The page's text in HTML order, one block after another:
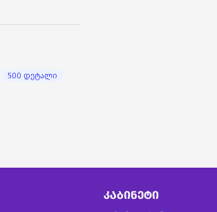
500 დეტალი
ᲙᲐᲑᲘᲜᲔᲢᲘ